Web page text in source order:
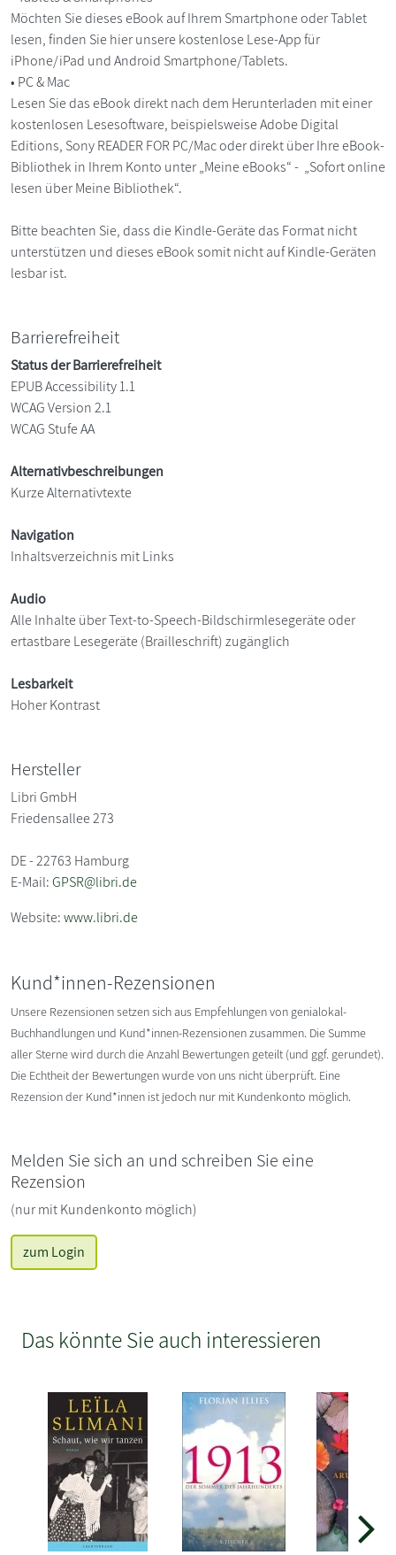
Möchten Sie dieses eBook auf Ihrem Smartphone oder Tablet
lesen, finden Sie hier unsere kostenlose Lese-App für
iPhone/iPad und Android Smartphone/Tablets.
• PC & Mac
Lesen Sie das eBook direkt nach dem Herunterladen mit einer
kostenlosen Lesesoftware, beispielsweise Adobe Digital
Editions, Sony READER FOR PC/Mac oder direkt über Ihre eBook-
Bibliothek in Ihrem Konto unter „Meine eBooks“ - „Sofort online
lesen über Meine Bibliothek“.
Bitte beachten Sie, dass die Kindle-Geräte das Format nicht
unterstützen und dieses eBook somit nicht auf Kindle-Geräten
lesbar ist.
Barrierefreiheit
Status der Barrierefreiheit
EPUB Accessibility 1.1
WCAG Version 2.1
WCAG Stufe AA
Alternativbeschreibungen
Kurze Alternativtexte
Navigation
Inhaltsverzeichnis mit Links
Audio
Alle Inhalte über Text-to-Speech-Bildschirmlesegeräte oder
ertastbare Lesegeräte (Brailleschrift) zugänglich
Lesbarkeit
Hoher Kontrast
Hersteller
Libri GmbH
Friedensallee 273
DE - 22763 Hamburg
E-Mail:GPSR@libri.de
Website:www.libri.de
Kund*innen-Rezensionen
Unsere Rezensionen setzen sich aus Empfehlungen von genialokal-
Buchhandlungen und Kund*innen-Rezensionen zusammen. Die Summe
aller Sterne wird durch die Anzahl Bewertungen geteilt (und ggf. gerundet).
Die Echtheit der Bewertungen wurde von uns nicht überprüft. Eine
Rezension der Kund*innen ist jedoch nur mit Kundenkonto möglich.
Melden Sie sich an und schreiben Sie eine
Rezension
(nur mit Kundenkonto möglich)
zum Login
Das könnte Sie auch interessieren